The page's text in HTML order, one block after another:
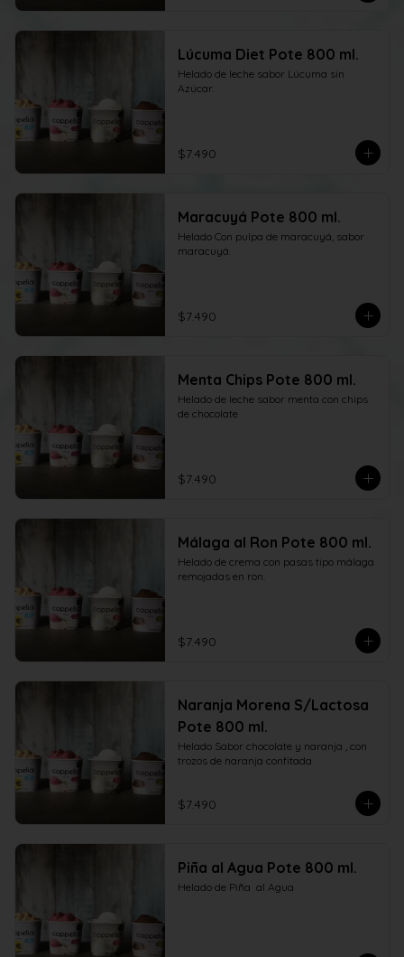
Lúcuma Diet Pote 800 ml.
Helado de leche sabor Lúcuma sin
Azúcar.
$7.490
Maracuyá Pote 800 ml.
Helado Con pulpa de maracuyá, sabor
maracuyá.
$7.490
Menta Chips Pote 800 ml.
Helado de leche sabor menta con chips
de chocolate
$7.490
Málaga al Ron Pote 800 ml.
Helado de crema con pasas tipo málaga
remojadas en ron.
$7.490
Naranja Morena S/Lactosa
Pote 800 ml.
Helado Sabor chocolate y naranja , con
trozos de naranja confitada
$7.490
Piña al Agua Pote 800 ml.
Helado de Piña  al Agua